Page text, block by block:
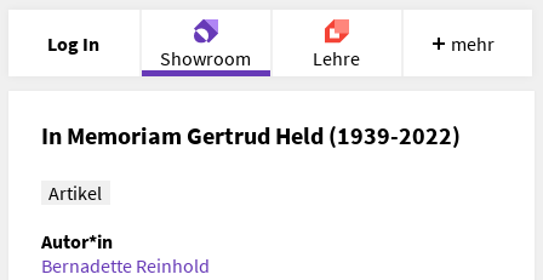
Log In
Showroom Lehre
Portfolio Image Cloud Chat
mehr
In Memoriam Gertrud Held (1939-2022)
Artikel
Autor*in
Bernadette Reinhold